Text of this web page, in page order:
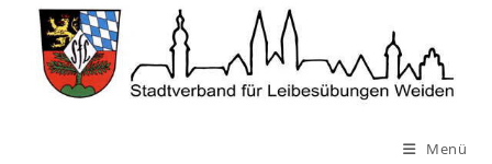
Inhalt
springen
Menü